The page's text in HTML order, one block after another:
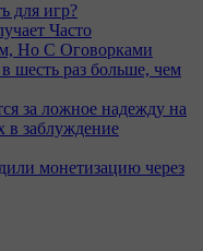
для игр?
Часто
Но С Оговорками
шесть раз больше, чем
за ложное надежду на
в заблуждение
монетизацию через